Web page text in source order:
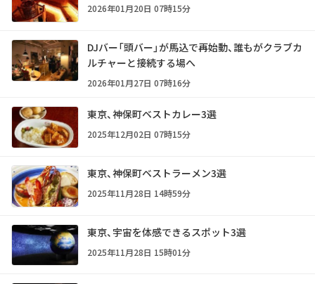
2026年01月20日 07時15分
DJバー「頭バー」が馬込で再始動、誰もがクラブカ
ルチャーと接続する場へ
2026年01月27日 07時16分
東京、神保町ベストカレー3選
2025年12月02日 07時15分
東京、神保町ベストラーメン3選
2025年11月28日 14時59分
東京、宇宙を体感できるスポット3選
2025年11月28日 15時01分